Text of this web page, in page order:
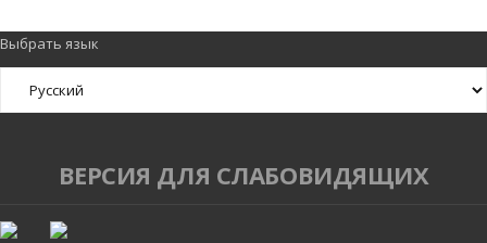
Выбрать язык
ВЕРСИЯ ДЛЯ СЛАБОВИДЯЩИХ